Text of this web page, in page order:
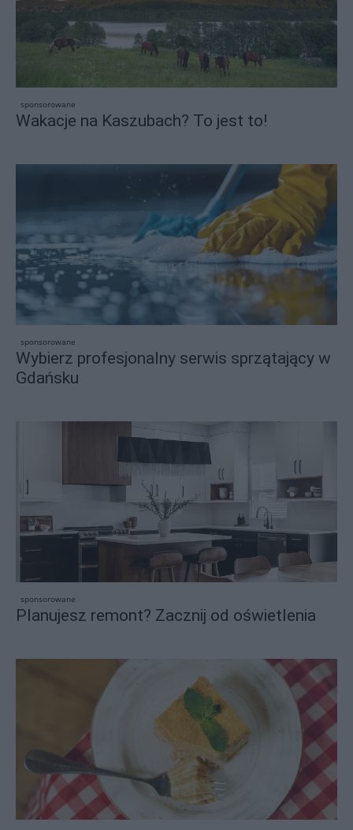
sponsorowane
Wakacje na Kaszubach? To jest to!
sponsorowane
Wybierz profesjonalny serwis sprzątający w
Gdańsku
sponsorowane
Planujesz remont? Zacznij od oświetlenia